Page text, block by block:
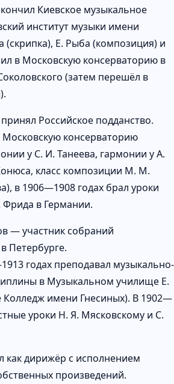
Киевское музыкальное
институт музыки имени
(скрипка), Е. Рыба (композиция) и
в Московскую консерваторию в
(затем перешёл в
Российское подданство.
Московскую консерваторию
у С. И. Танеева, гармонии у А.
класс композиции М. М.
в 1906—1908 годах брал уроки
в Германии.
— участник собраний
Петербурге.
годах преподавал музыкально-
в Музыкальном училище Е.
имени Гнесиных). В 1902—
уроки Н. Я. Мясковскому и С.
как дирижёр с исполнением
произведений.